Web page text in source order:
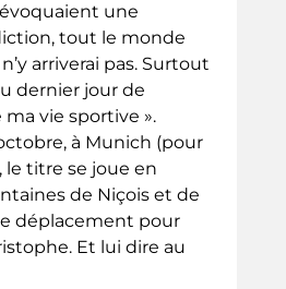
une
tout le monde
arriverai pas. Surtout
dernier jour de
vie sportive ».
à Munich (pour
le titre se joue en
de Niçois et de
déplacement pour
Et lui dire au